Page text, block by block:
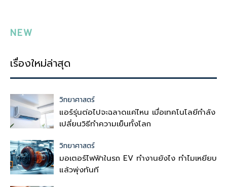
NEW
เรื่องใหม่ล่าสุด
วิทยาศาสตร์
แอร์รุ่นต่อไปจะฉลาดแค่ไหน เมื่อเทคโนโลยีกำลัง
เปลี่ยนวิธีทำความเย็นทั้งโลก
วิทยาศาสตร์
มอเตอร์ไฟฟ้าในรถ EV ทำงานยังไง ทำไมเหยียบ
แล้วพุ่งทันที